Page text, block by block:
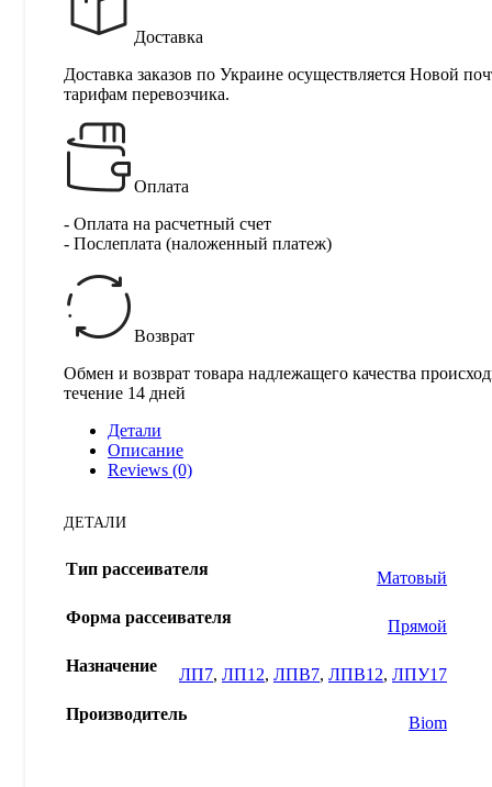
Доставка
Доставка заказов по Украине осуществляется Новой
тарифам перевозчика.
Оплата
- Оплата на расчетный счет
- Послеплата (наложенный платеж)
Возврат
Обмен и возврат товара надлежащего качества
течение 14 дней
Детали
Описание
Reviews (0)
ДЕТАЛИ
Тип рассеивателя Матовый
Форма рассеивателя Прямой
Назначение ЛП7, ЛП12, ЛПВ7, ЛПВ12, ЛПУ17
Производитель Biom